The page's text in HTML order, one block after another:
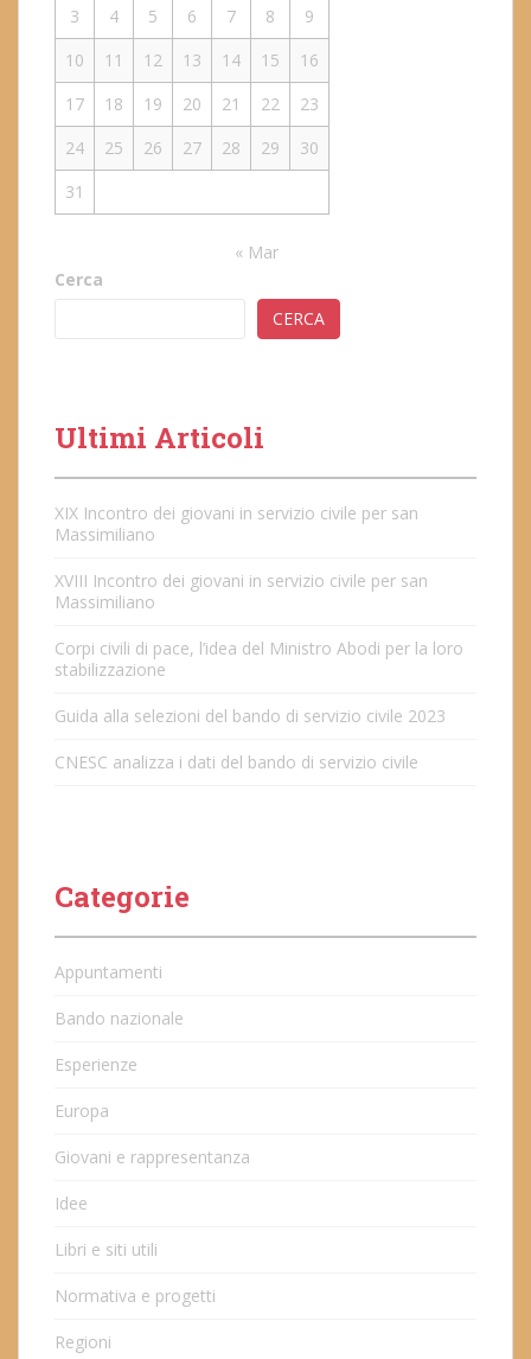
3 4 5 6 7 8
9
10
11 12 13 14 15
16
17
18 19 20 21 22
23
24
25 26 27 28 29
30
31
« Mar
Cerca
CERCA
Ultimi Articoli
XIX Incontro dei giovani in servizio civile per san
Massimiliano
XVIII Incontro dei giovani in servizio civile per san
Massimiliano
Corpi civili di pace, l’idea del Ministro Abodi per la loro
stabilizzazione
Guida alla selezioni del bando di servizio civile 2023
CNESC analizza i dati del bando di servizio civile
Categorie
Appuntamenti
Bando nazionale
Esperienze
Europa
Giovani e rappresentanza
Idee
Libri e siti utili
Normativa e progetti
Regioni